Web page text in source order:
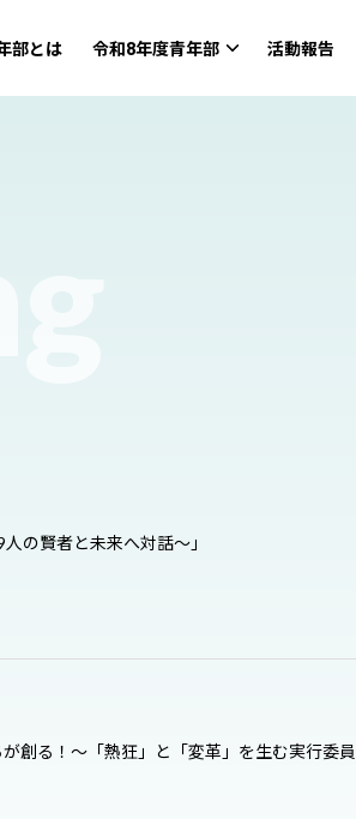
部とは 令和8年度青年部 活動報告
の賢者と未来へ対話～」
創る！〜「熱狂」と「変革」を生む実行委員